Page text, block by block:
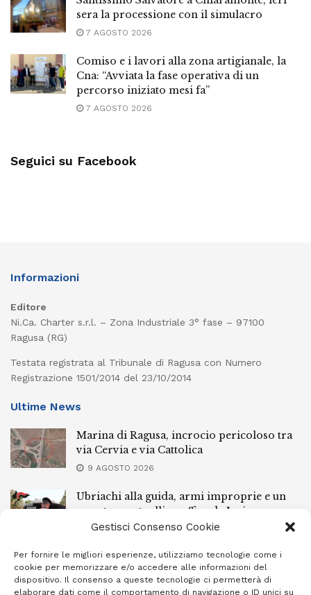
Gestisci Consenso Cookie
Per fornire le migliori esperienze, utilizziamo tecnologie come i
cookie per memorizzare e/o accedere alle informazioni del
dispositivo. Il consenso a queste tecnologie ci permetterà di
elaborare dati come il comportamento di navigazione o ID unici su
sera la processione con il simulacro
7 AGOSTO 2026
Comiso e i lavori alla zona artigianale, la
Cna: “Avviata la fase operativa di un
percorso iniziato mesi fa”
7 AGOSTO 2026
Seguici su Facebook
Informazioni
Editore
Ni.Ca. Charter s.r.l. – Zona Industriale 3° fase – 97100
Ragusa (RG)
Testata registrata al Tribunale di Ragusa con Numero
Registrazione 1501/2014 del 23/10/2014
Ultime News
Marina di Ragusa, incrocio pericoloso tra
via Cervia e via Cattolica
9 AGOSTO 2026
Ubriachi alla guida, armi improprie e un
arresto: controlli a raffica da Ispica a
Pozzallo
Scippo a Donnalucata, preso un ventenne
ragusano